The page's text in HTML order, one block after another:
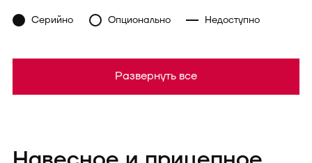
Серийно Опционально Недоступно
Развернуть все